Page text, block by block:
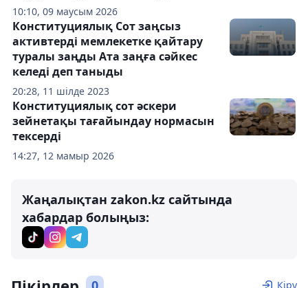
10:10, 09 маусым 2026
20:28, 11 шілде 2023
Конституциялық Сот заңсыз
активтерді мемлекетке қайтару
туралы заңды Ата заңға сәйкес
келеді деп таныды
14:27, 12 мамыр 2026
Конституциялық сот әскери
зейнетақы тағайындау нормасын
тексерді
Жаңалықтан zakon.kz сайтында
хабардар болыңыз:
Кіру